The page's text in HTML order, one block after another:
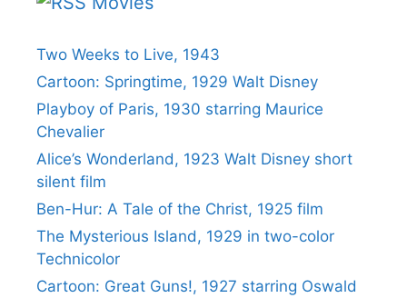
Two Weeks to Live, 1943
Cartoon: Springtime, 1929 Walt Disney
Playboy of Paris, 1930 starring Maurice
Chevalier
Alice’s Wonderland, 1923 Walt Disney short
silent film
Ben-Hur: A Tale of the Christ, 1925 film
The Mysterious Island, 1929 in two-color
Technicolor
Cartoon: Great Guns!, 1927 starring Oswald